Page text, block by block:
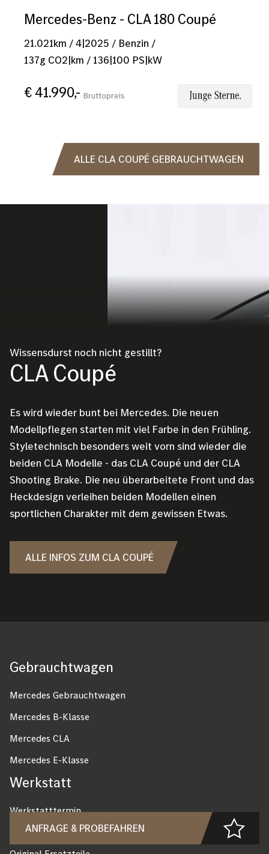
ANFRAGE & PROBEFAHREN
Mercedes-Benz - CLA 180 Coupé
21.021km /4|2025 / Benzin /
137g CO2|km / 136|100 PS|kW
€ 41.990,- Bruttopreis
ALLE CLA COUPÉ GEBRAUCHTWAGEN
Wissensdurst noch nicht gestillt?
CLA Coupé
Es wird wieder bunt bei Mercedes. Die neuen
Modellpflegen starten mit viel Farbe in den Frühling.
Styletechnisch besonders weit vorn sind wieder die
beiden CLA Modelle - das CLA Coupé und der CLA
Shooting Brake. Die neu überarbeitete Front und das
Heckdesign verleihen beiden Modellen einen
sportlichen Charakter mit dem gewissen Etwas.
ALLE INFOS ZUM CLA COUPÉ
Fußzeile
Gebrauchtwagen
Mercedes Gebrauchtwagen
Mercedes B-Klasse
Mercedes CLA
Mercedes E-Klasse
Werkstatt
Werkstatttermin
Werkstatt-Aktionen